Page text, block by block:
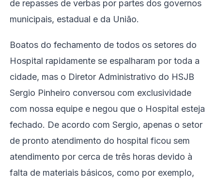
de repasses de verbas por partes dos governos
municipais, estadual e da União.
Boatos do fechamento de todos os setores do
Hospital rapidamente se espalharam por toda a
cidade, mas o Diretor Administrativo do HSJB
Sergio Pinheiro conversou com exclusividade
com nossa equipe e negou que o Hospital esteja
fechado. De acordo com Sergio, apenas o setor
de pronto atendimento do hospital ficou sem
atendimento por cerca de três horas devido à
falta de materiais básicos, como por exemplo,